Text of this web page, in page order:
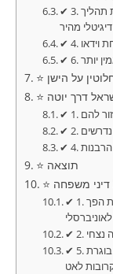
✔ 3. מסמכים: בירוקרטיה במדינות אחרות לעומת תהליך
מהיר
יותר
על הישן
להם
⭐ תוצאה
משפחה
✔ 1. החברה השתנתה – והצורך בחתונה אזרחית הפך
✔ 5. חתונות אזרחיות בישראל הן צעד לקראת חברה בוגרת
לאט